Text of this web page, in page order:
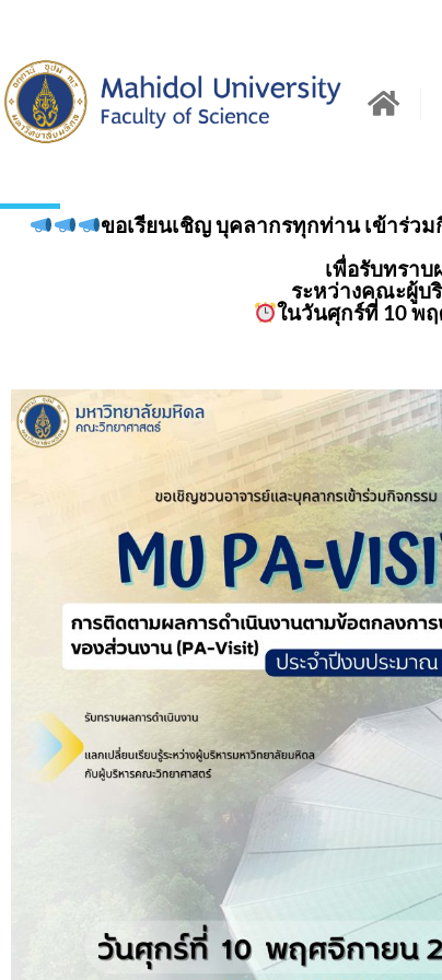
ขอเรียนเชิญ บุคลากรทุกท่าน เข้าร่ว
เพื่อรับทราบ
ระหว่างคณะผู้บ
ในวันศุกร์ที่ 10 พฤ